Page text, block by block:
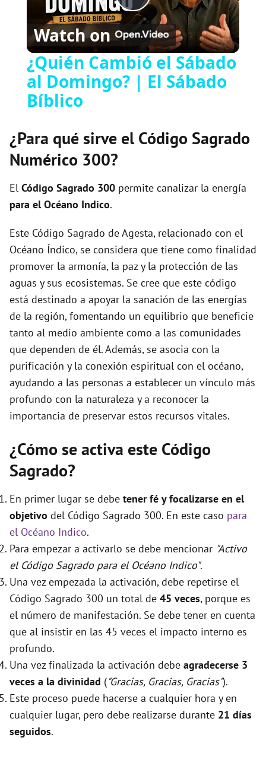
P
i
e
o
Watch on
¿Quién Cambió el Sábado
al Domingo? | El Sábado
Bíblico
¿Para qué sirve el Código Sagrado
Numérico 300?
El Código Sagrado 300 permite canalizar la energía
para el Océano Indico.
Este Código Sagrado de Agesta, relacionado con el
Océano Índico, se considera que tiene como finalidad
promover la armonía, la paz y la protección de las
aguas y sus ecosistemas. Se cree que este código
está destinado a apoyar la sanación de las energías
de la región, fomentando un equilibrio que beneficie
tanto al medio ambiente como a las comunidades
que dependen de él. Además, se asocia con la
purificación y la conexión espiritual con el océano,
ayudando a las personas a establecer un vínculo más
profundo con la naturaleza y a reconocer la
importancia de preservar estos recursos vitales.
¿Cómo se activa este Código
Sagrado?
En primer lugar se debe tener fé y focalizarse en el
objetivo del Código Sagrado 300. En este caso para
el Océano Indico.
Para empezar a activarlo se debe mencionar "Activo
el Código Sagrado para el Océano Indico".
Una vez empezada la activación, debe repetirse el
Código Sagrado 300 un total de 45 veces, porque es
el número de manifestación. Se debe tener en cuenta
que al insistir en las 45 veces el impacto interno es
profundo.
Una vez finalizada la activación debe agradecerse 3
veces a la divinidad ("Gracias, Gracias, Gracias").
Este proceso puede hacerse a cualquier hora y en
cualquier lugar, pero debe realizarse durante 21 días
seguidos.